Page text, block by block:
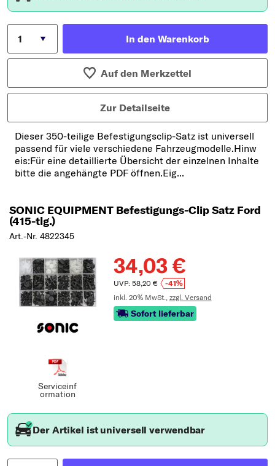
In den Warenkorb
Auf den Merkzettel
Zur Detailseite
Dieser 350-teilige Befestigungsclip-Satz ist universell
passend für viele verschiedene Fahrzeugmodelle.Hinw
eis:Für eine detaillierte Übersicht der einzelnen Inhalte
bitte die angehängte PDF öffnen.Eig...
SONIC EQUIPMENT Befestigungs-Clip Satz Ford
(415-tlg.)
Art.-Nr. 4822345
Serviceinf
ormation
34,03 €
UVP: 58,20 €
-41%
inkl. 20% MwSt., zzgl. Versand
Sofort lieferbar
Der Artikel ist universell verwendbar